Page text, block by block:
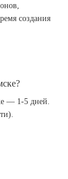
создания
— 1-5 дней.